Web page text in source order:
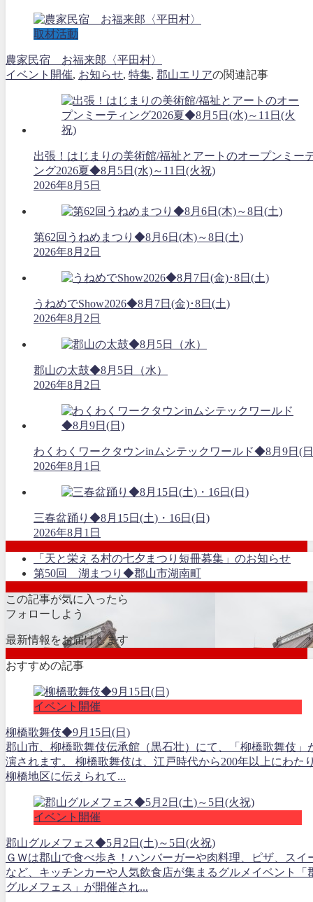
取材活動
農家民宿 お福来郎〈平田村〉
イベント開催, お知らせ, 特集, 郡山エリアの関連記事
出張！はじまりの美術館/福祉とアートのオープンミー
ング2026夏◆8月5日(水)～11日(火祝)
2026年8月5日
第62回うねめまつり◆8月6日(木)～8日(土)
2026年8月2日
うねめでShow2026◆8月7日(金)･8日(土)
2026年8月2日
郡山の太鼓◆8月5日（水）
2026年8月2日
わくわくワークタウンinムシテックワールド◆8月9日(
2026年8月1日
三春盆踊り◆8月15日(土)・16日(日)
2026年8月1日
「天と栄える村の七夕まつり短冊募集」のお知らせ
第50回 湖まつり◆郡山市湖南町
この記事が気に入ったら
フォローしよう
最新情報をお届けします
おすすめの記事
イベント開催
柳橋歌舞伎◆9月15日(日)
郡山市、柳橋歌舞伎伝承館（黒石壮）にて、「柳橋歌舞伎」
演されます。 柳橋歌舞伎は、江戸時代から200年以上にわた
柳橋地区に伝えられて...
イベント開催
郡山グルメフェス◆5月2日(土)～5日(火祝)
ＧＷは郡山で食べ歩き！ハンバーガーや肉料理、ピザ、スイ
など、キッチンカーや人気飲食店が集まるグルメイベント「
グルメフェス」が開催され...